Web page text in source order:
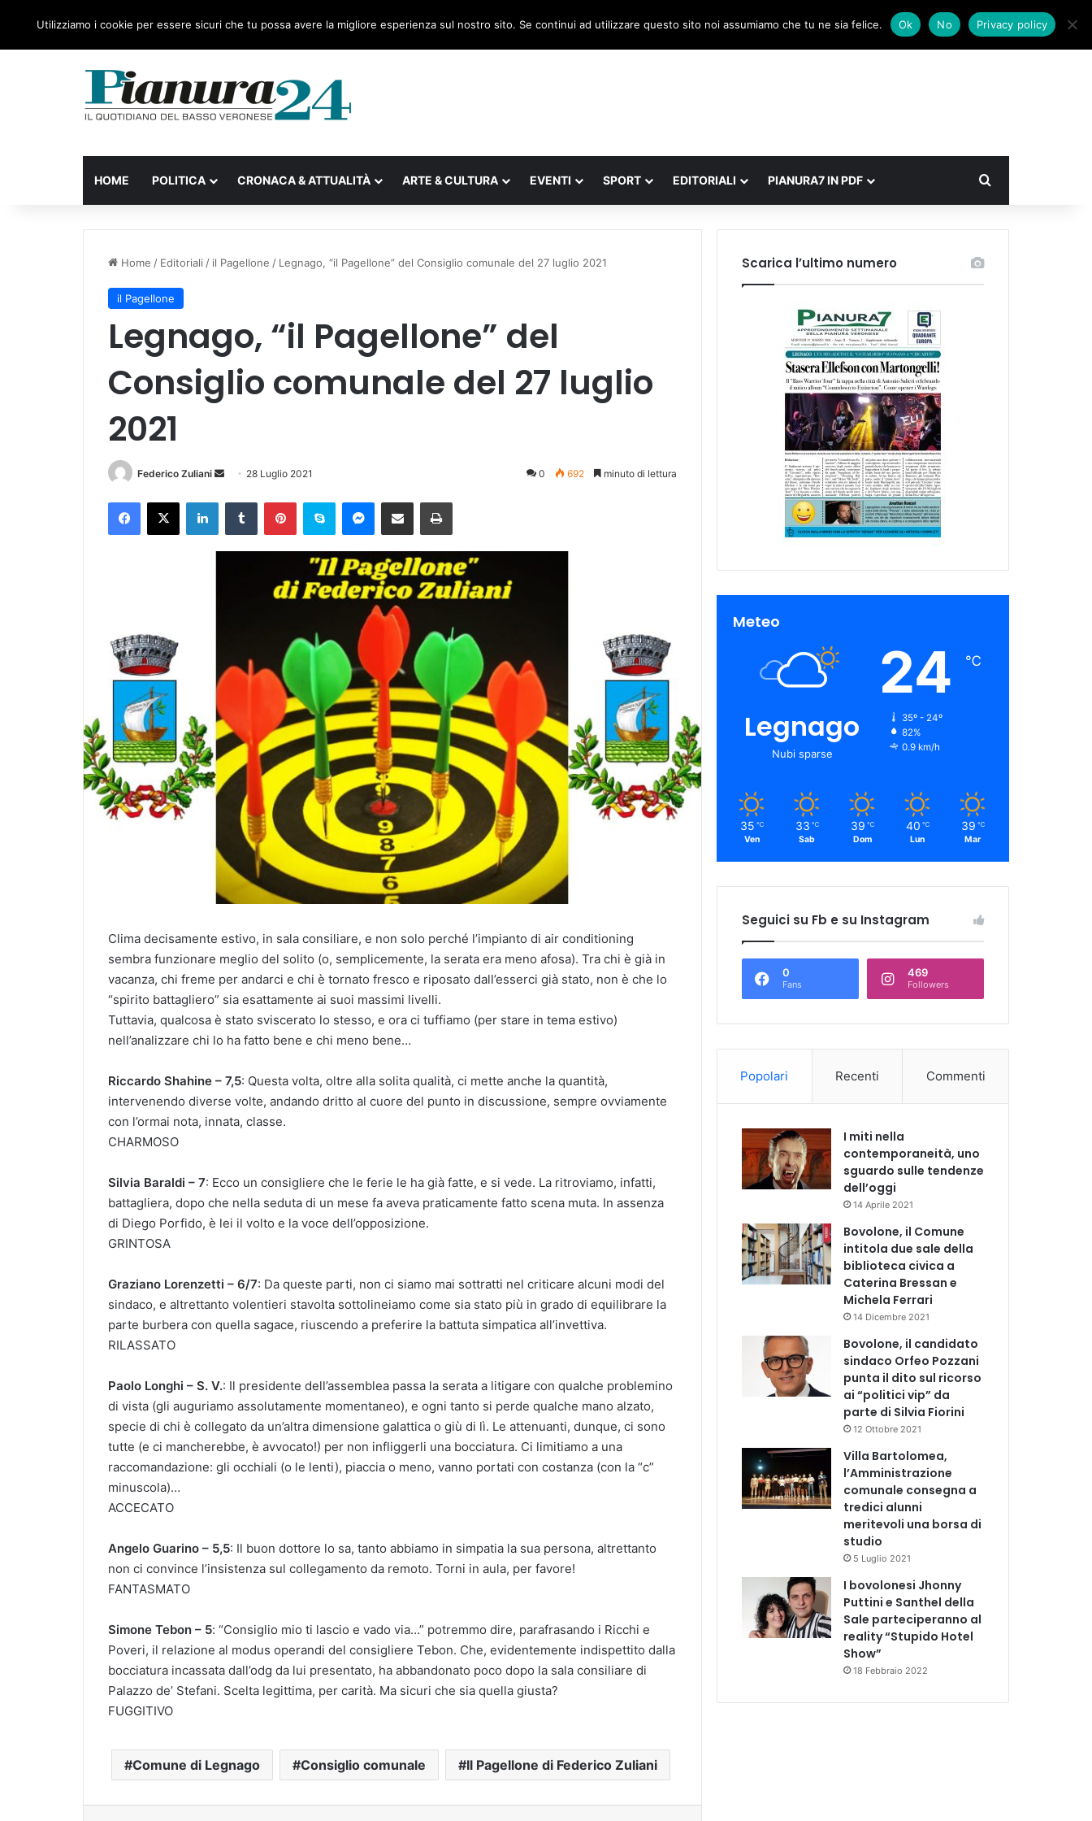
Facebook
X Instagram
AccediUn articolo a caso
Barra laterale
HOME POLITICA CRONACA & ATTUALITÀ ARTE & CULTURA EVENTI SPORT EDITORIALI PIANURA7 IN PDF Cerca
Home / Editoriali / il Pagellone / Legnago, “il Pagellone” del Consiglio comunale del 27 luglio 2021
il Pagellone
Legnago, “il Pagellone” del
Consiglio comunale del 27 luglio
2021
Federico Zuliani
Invia 28 Luglio 2021 0 692 minuto di lettura
Facebook
X LinkedInTumblr PinterestSkype Messenger
Condividi via mail Stampa
Clima decisamente estivo, in sala consiliare, e non solo perché l’impianto di air conditioning
sembra funzionare meglio del solito (o, semplicemente, la serata era meno afosa). Tra chi è già in
vacanza, chi freme per andarci e chi è tornato fresco e riposato dall’esserci già stato, non è che lo
“spirito battagliero” sia esattamente ai suoi massimi livelli.
Tuttavia, qualcosa è stato sviscerato lo stesso, e ora ci tuffiamo (per stare in tema estivo)
nell’analizzare chi lo ha fatto bene e chi meno bene…
Riccardo Shahine – 7,5: Questa volta, oltre alla solita qualità, ci mette anche la quantità,
intervenendo diverse volte, andando dritto al cuore del punto in discussione, sempre ovviamente
con l’ormai nota, innata, classe.
CHARMOSO
Silvia Baraldi – 7: Ecco un consigliere che le ferie le ha già fatte, e si vede. La ritroviamo, infatti,
battagliera, dopo che nella seduta di un mese fa aveva praticamente fatto scena muta. In assenza
di Diego Porfido, è lei il volto e la voce dell’opposizione.
GRINTOSA
Graziano Lorenzetti – 6/7: Da queste parti, non ci siamo mai sottratti nel criticare alcuni modi del
sindaco, e altrettanto volentieri stavolta sottolineiamo come sia stato più in grado di equilibrare la
parte burbera con quella sagace, riuscendo a preferire la battuta simpatica all’invettiva.
RILASSATO
Paolo Longhi – S. V.: Il presidente dell’assemblea passa la serata a litigare con qualche problemino
di vista (gli auguriamo assolutamente momentaneo), e ogni tanto si perde qualche mano alzato,
specie di chi è collegato da un’altra dimensione galattica o giù di lì. Le attenuanti, dunque, ci sono
tutte (e ci mancherebbe, è avvocato!) per non infliggerli una bocciatura. Ci limitiamo a una
raccomandazione: gli occhiali (o le lenti), piaccia o meno, vanno portati con costanza (con la “c”
minuscola)…
ACCECATO
Angelo Guarino – 5,5: Il buon dottore lo sa, tanto abbiamo in simpatia la sua persona, altrettanto
non ci convince l’insistenza sul collegamento da remoto. Torni in aula, per favore!
FANTASMATO
Simone Tebon – 5: “Consiglio mio ti lascio e vado via…” potremmo dire, parafrasando i Ricchi e
Poveri, il relazione al modus operandi del consigliere Tebon. Che, evidentemente indispettito dalla
bocciatura incassata dall’odg da lui presentato, ha abbandonato poco dopo la sala consiliare di
Palazzo de’ Stefani. Scelta legittima, per carità. Ma sicuri che sia quella giusta?
FUGGITIVO
Comune di Legnago Consiglio comunale Il Pagellone di Federico Zuliani
Scarica l’ultimo numero
Meteo
Legnago
Nubi sparse
24 ℃
35º - 24º
82%
0.9 km/h
35 ℃
Ven
33 ℃
Sab
39 ℃
Dom
40 ℃
Lun
39 ℃
Mar
Seguici su Fb e su Instagram
0
Fans
469
Followers
Popolari Recenti Commenti
I miti nella
contemporaneità, uno
sguardo sulle tendenze
dell’oggi
14 Aprile 2021
Bovolone, il Comune
intitola due sale della
biblioteca civica a
Caterina Bressan e
Michela Ferrari
14 Dicembre 2021
Bovolone, il candidato
sindaco Orfeo Pozzani
punta il dito sul ricorso
ai “politici vip” da
parte di Silvia Fiorini
12 Ottobre 2021
Villa Bartolomea,
l’Amministrazione
comunale consegna a
tredici alunni
meritevoli una borsa di
studio
5 Luglio 2021
I bovolonesi Jhonny
Puttini e Santhel della
Sale parteciperanno al
reality “Stupido Hotel
Show”
18 Febbraio 2022
Utilizziamo i cookie per essere sicuri che tu possa avere la migliore esperienza sul nostro sito. Se continui ad utilizzare questo sito noi assumiamo che tu ne sia felice. Ok No Privacy policy